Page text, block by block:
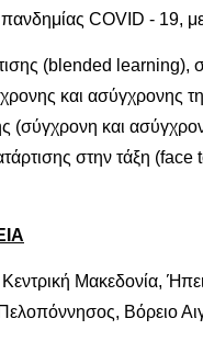
COVID ‐ 19,
(blended learning),
και ασύγχρονης
(σύγχρονη και
στην τάξη (face
Μακεδονία,
Βόρειο